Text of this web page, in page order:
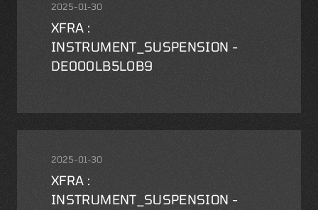
2025-01-30
XFRA :
INSTRUMENT_SUSPENSION -
DE000LB5L0B9
2025-01-30
XFRA :
INSTRUMENT_SUSPENSION -